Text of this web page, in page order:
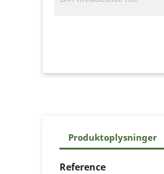
Produktoplysninger
Reference